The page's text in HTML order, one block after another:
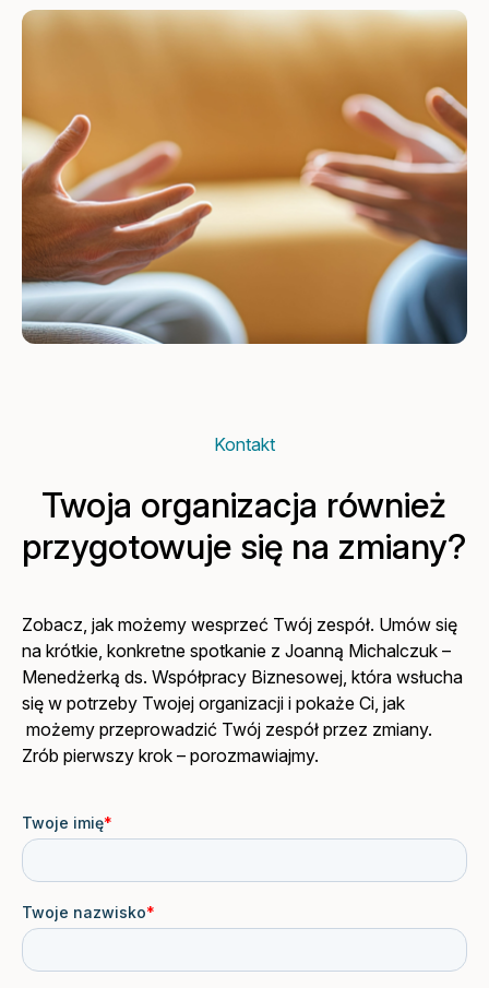
Kontakt
Twoja organizacja również
przygotowuje się na zmiany?
Zobacz, jak możemy wesprzeć Twój zespół. Umów się
na krótkie, konkretne spotkanie z Joanną Michalczuk –
Menedżerką ds. Współpracy Biznesowej, która wsłucha
się w potrzeby Twojej organizacji i pokaże Ci, jak
możemy przeprowadzić Twój zespół przez zmiany.
Zrób pierwszy krok – porozmawiajmy.